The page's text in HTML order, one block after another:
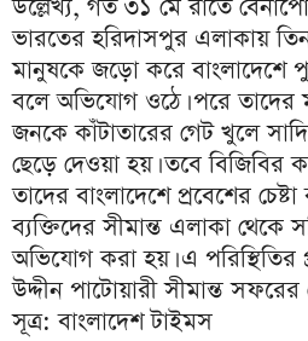
উল্লেখ্য, গত ৩১ মে রাতে
ভারতের হরিদাসপুর এলাকায়
মানুষকে জড়ো করে বাংলাদেশে
বলে অভিযোগ ওঠে। পরে তাদের
জনকে কাঁটাতারের গেট খুলে
ছেড়ে দেওয়া হয়। তবে বিজিবির
তাদের বাংলাদেশে প্রবেশের
ব্যক্তিদের সীমান্ত এলাকা থেকে
অভিযোগ করা হয়। এ পরিস্থিতির
উদ্দীন পাটোয়ারী সীমান্ত সফরের
সূত্র: বাংলাদেশ টাইমস